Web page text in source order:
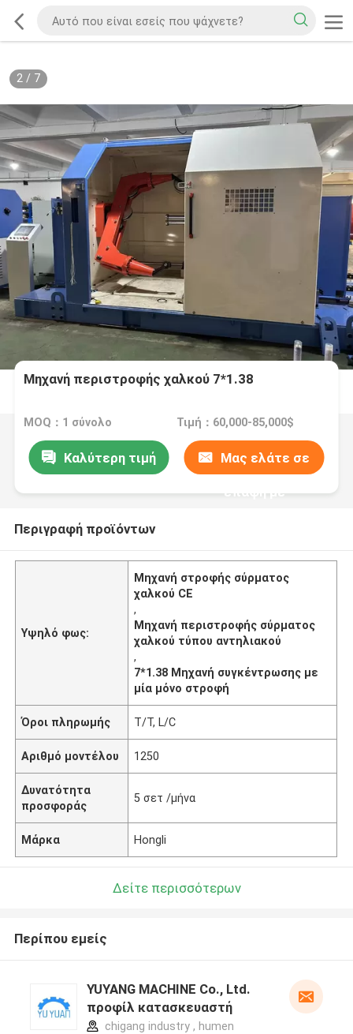
2/ 7
Μηχανή περιστροφής χαλκού 7*1.38
MOQ：1 σύνολο Τιμή：60,000-85,000$
Καλύτερη τιμή Μας ελάτε σε
επαφή με
Περιγραφή προϊόντων
Υψηλό φως:
Μηχανή στροφής σύρματος
χαλκού CE
,
Μηχανή περιστροφής σύρματος
χαλκού τύπου αντηλιακού
,
7*1.38 Μηχανή συγκέντρωσης με
μία μόνο στροφή
Όροι πληρωμής T/T, L/C
Αριθμό μοντέλου 1250
Δυνατότητα
προσφοράς
5 σετ /μήνα
Μάρκα Hongli
Δείτε περισσότερων
Περίπου εμείς
YUYANG MACHINE Co., Ltd.
προφίλ κατασκευαστή
chigang industry , humen